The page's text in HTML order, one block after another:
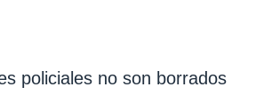
policiales no son borrados